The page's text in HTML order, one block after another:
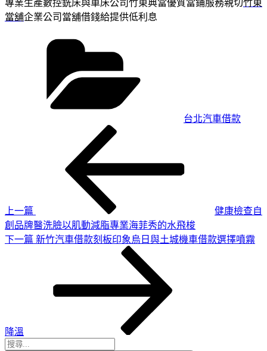
專業生產數控銑床與車床公司竹東典當優質當鋪服務親切竹東
當舖企業公司當舖借錢給提供低利息
台北汽車借款
上一篇
健康檢查自
創品牌醫洗臉以肌動減脂專業海菲秀的水飛梭
下
下一篇 新竹汽車借款刻板印象烏日與土城機車借款選擇噴霧
降溫
搜